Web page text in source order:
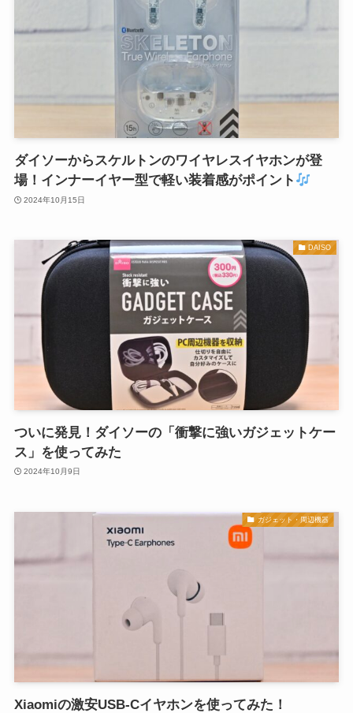
ダイソーからスケルトンのワイヤレスイヤホンが登
場！インナーイヤー型で軽い装着感がポイント
2024年10月15日
DAISO
ついに発見！ダイソーの「衝撃に強いガジェットケー
ス」を使ってみた
2024年10月9日
ガジェット・周辺機器
Xiaomiの激安USB-Cイヤホンを使ってみた！